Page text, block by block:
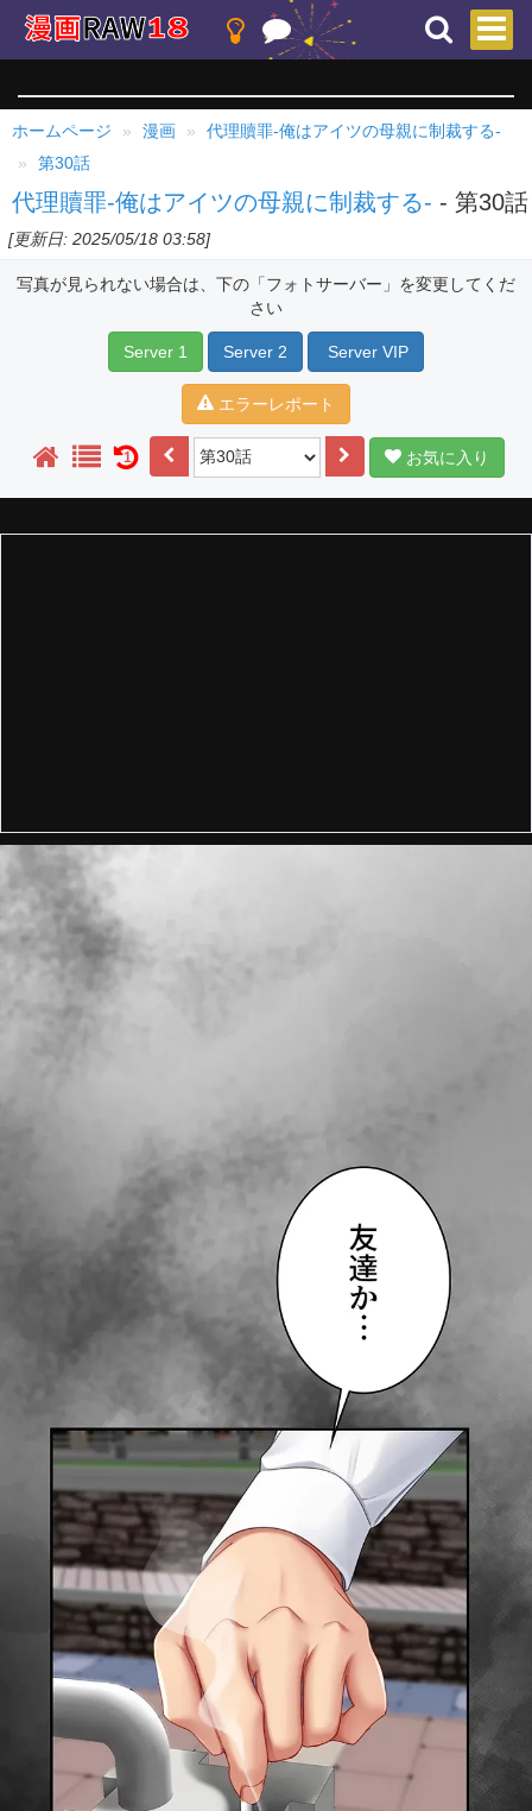
ホームページ 漫画
代理贖罪-俺はアイツの母親に制裁する-
第30話
代理贖罪-俺はアイツの母親に制裁する- - 第30話
[更新日: 2025/05/18 03:58]
写真が見られない場合は、下の「フォトサーバー」を変更してくだ
さい
Server 1 Server 2 Server VIP
エラーレポート
1 お気に入り